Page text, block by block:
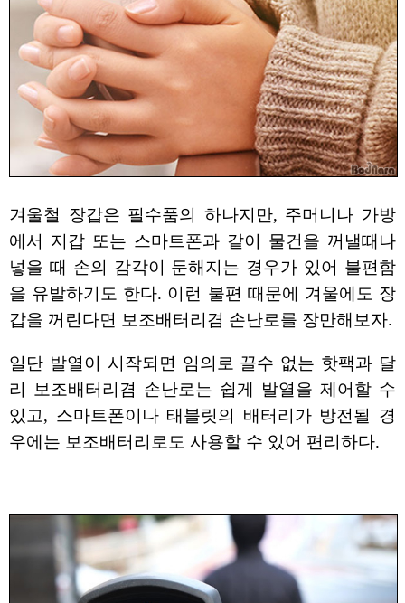
겨울철 장갑은 필수품의 하나지만, 주머니나 가방
에서 지갑 또는 스마트폰과 같이 물건을 꺼낼때나
넣을 때 손의 감각이 둔해지는 경우가 있어 불편함
을 유발하기도 한다. 이런 불편 때문에 겨울에도 장
갑을 꺼린다면 보조배터리겸 손난로를 장만해보자.
일단 발열이 시작되면 임의로 끌수 없는 핫팩과 달
리 보조배터리겸 손난로는 쉽게 발열을 제어할 수
있고, 스마트폰이나 태블릿의 배터리가 방전될 경
우에는 보조배터리로도 사용할 수 있어 편리하다.